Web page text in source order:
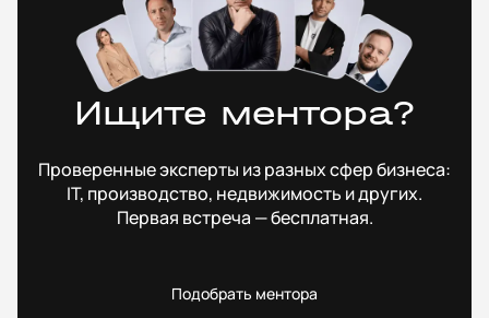
Ищите ментора?
Проверенные эксперты из разных сфер бизнеса:
IT, производство, недвижимость и других.
Первая встреча — бесплатная.
Подобрать ментора